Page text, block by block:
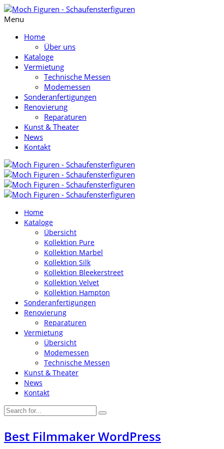
Menu
Home
Über uns
Kataloge
Vermietung
Technische Messen
Modemessen
Sonderanfertigungen
Renovierung
Reparaturen
Kunst & Theater
News
Kontakt
Home
Kataloge
Übersicht
Kollektion Pure
Kollektion Marbel
Kollektion Silk
Kollektion Bleekerstreet
Kollektion Velvet
Kollektion Hampton
Sonderanfertigungen
Renovierung
Reparaturen
Vermietung
Übersicht
Modemessen
Technische Messen
Kunst & Theater
News
Kontakt
Best Filmmaker WordPress